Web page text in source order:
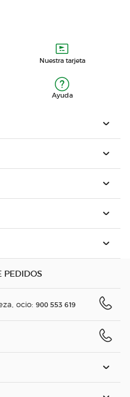
Nuestra tarjeta
Ayuda
PEDIDOS
ocio: 900 553 619